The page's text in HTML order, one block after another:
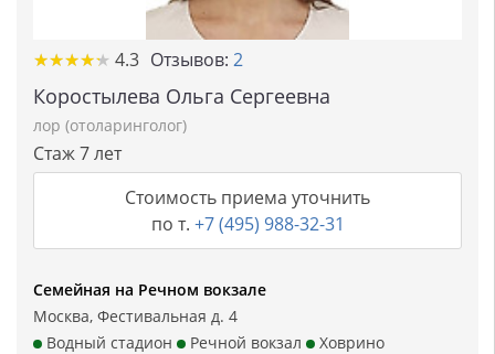
★★★★★
★★★★★ 4.3 Отзывов: 2
Коростылева Ольга Сергеевна
лор (отоларинголог)
Стаж 7 лет
Стоимость приема уточнить
по т. +7 (495) 988-32-31
Семейная на Речном вокзале
Москва, Фестивальная д. 4
Водный стадион
Речной вокзал
Ховрино